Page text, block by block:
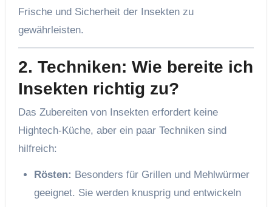
Frische und Sicherheit der Insekten zu
gewährleisten.
2. Techniken: Wie bereite ich
Insekten richtig zu?
Das Zubereiten von Insekten erfordert keine
Hightech-Küche, aber ein paar Techniken sind
hilfreich:
Rösten: Besonders für Grillen und Mehlwürmer
geeignet. Sie werden knusprig und entwickeln